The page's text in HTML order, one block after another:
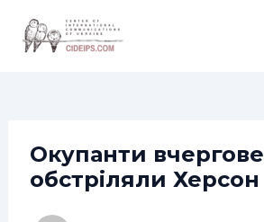
вмісту
Окупанти вчергове
обстріляли Херсон
по
запису